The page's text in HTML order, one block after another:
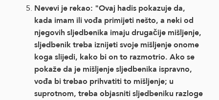
Nevevi je rekao: "Ovaj hadis pokazuje da,
kada imam ili vođa primijeti nešto, a neki od
njegovih sljedbenika imaju drugačije mišljenje,
sljedbenik treba iznijeti svoje mišljenje onome
koga slijedi, kako bi on to razmotrio. Ako se
pokaže da je mišljenje sljedbenika ispravno,
vođa bi trebao prihvatiti to mišljenje; u
suprotnom, treba objasniti sljedbeniku razloge